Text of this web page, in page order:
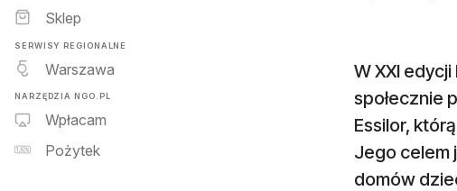
Sklep
SERWISY REGIONALNE
Warszawa
NARZĘDZIA NGO.PL
Wpłacam
Pożytek
W XXI
społecznie
Essilor,
Jego celem
domów